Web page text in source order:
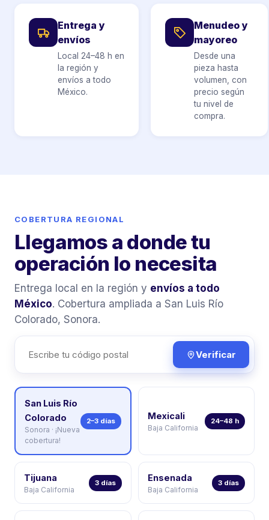
Entrega y
envíos
Local 24–48 h en
la región y
envíos a todo
México.
Menudeo y
mayoreo
Desde una
pieza hasta
volumen, con
precio según
tu nivel de
compra.
COBERTURA REGIONAL
Llegamos a donde tu
operación lo necesita
Entrega local en la región y envíos a todo
México. Cobertura ampliada a San Luis Río
Colorado, Sonora.
Verificar
San Luis Río
Colorado
Sonora · ¡Nueva
cobertura!
2–3 días Mexicali
Baja California
24–48 h
Tijuana
Baja California
3 días Ensenada
Baja California
3 días